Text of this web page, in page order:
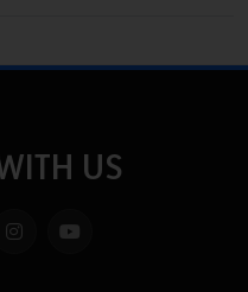
US